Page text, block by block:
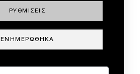
ΡΥΘΜΊΣΕΙΣ
ΕΝΗΜΕΡΏΘΗΚΑ